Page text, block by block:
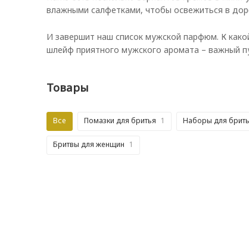
влажными салфетками, чтобы освежиться в
И завершит наш список мужской парфюм. К
шлейф приятного мужского аромата – важный
Товары
Все Помазки для бритья 1 Наборы для
Бритвы для женщин 1